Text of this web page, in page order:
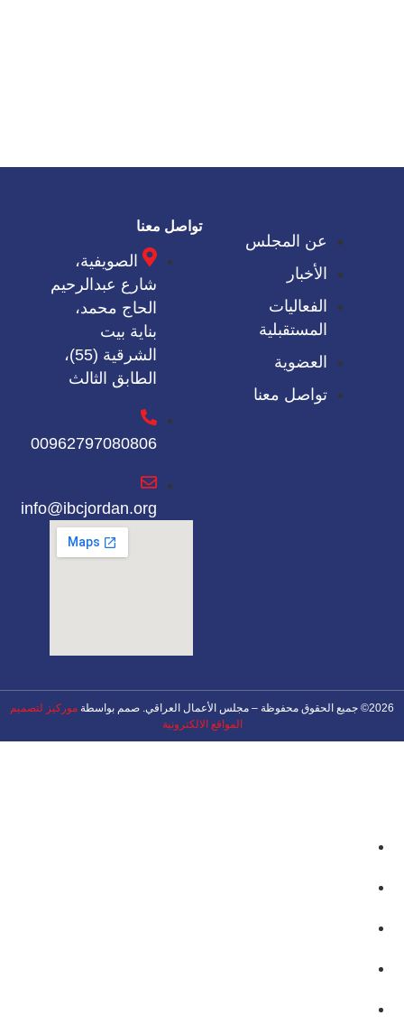
عن المجلس
الأخبار
الفعاليات
المستقبلية
العضوية
تواصل معنا
تواصل معنا
الصويفية،
شارع عبدالرحيم
الحاج محمد،
بناية بيت
الشرقية (55)،
الطابق الثالث
00962797080806
info@ibcjordan.org
2026© جميع الحقوق محفوظة – مجلس الأعمال العراقي. صمم بواسطة
موركيز لتصميم
المواقع الالكترونية